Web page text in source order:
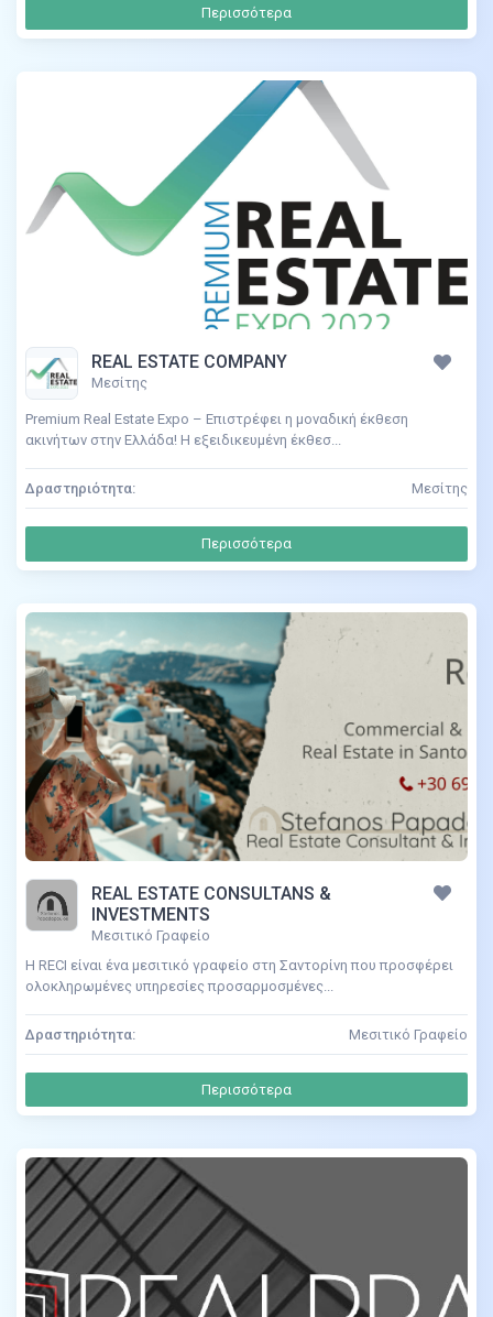
Περισσότερα
REAL ESTATE COMPANY
Μεσίτης
Premium Real Estate Expo – Επιστρέφει η μοναδική έκθεση
ακινήτων στην Ελλάδα! Η εξειδικευμένη έκθεσ...
Δραστηριότητα: Μεσίτης
Περισσότερα
REAL ESTATE CONSULTANS &
INVESTMENTS
Μεσιτικό Γραφείο
Η RECI είναι ένα μεσιτικό γραφείο στη Σαντορίνη που προσφέρει
ολοκληρωμένες υπηρεσίες προσαρμοσμένες...
Δραστηριότητα: Μεσιτικό Γραφείο
Περισσότερα